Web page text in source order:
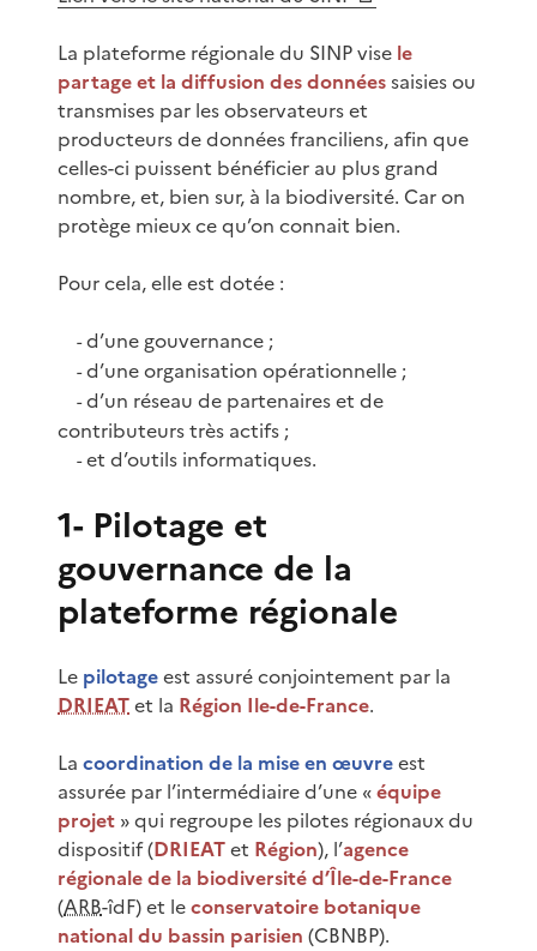
La plateforme régionale du SINP vise le
partage et la diffusion des donnéessaisies ou
transmises par les observateurs et
producteurs de données franciliens, afin que
celles-ci puissent bénéficier au plus grand
nombre, et, bien sur, à la biodiversité. Car on
protège mieux ce qu’on connait bien.
Pour cela, elle est dotée :
-d’une gouvernance ;
-d’une organisation opérationnelle ;
-d’un réseau de partenaires et de
contributeurs très actifs ;
-et d’outils informatiques.
1- Pilotage et
gouvernance de la
plateforme régionale
Le pilotageest assuré conjointement par la
DRIEATet la Région Ile-de-France.
La coordination de la mise en œuvreest
assurée par l’intermédiaire d’une «équipe
projet » qui regroupe les pilotes régionaux du
dispositif (DRIEATet Région), l’agence
régionale de la biodiversité d’Île-de-France
(ARB-îdF) et leconservatoire botanique
national du bassin parisien (CBNBP).